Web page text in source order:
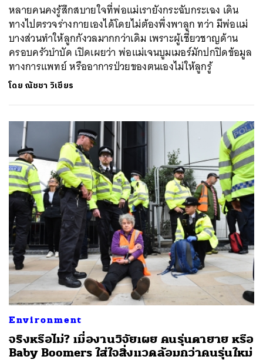
หลายคนคงรู้สึกสบายใจที่พ่อแม่เรายังกระฉับกระเฉง เดิน
ทางไปตรวจร่างกายเองได้โดยไม่ต้องพึ่งพาลูก ทว่า มีพ่อแม่
บางส่วนทำให้ลูกกังวลมากกว่าเดิม เพราะผู้เชี่ยวชาญด้าน
ครอบครัวบำบัด เปิดเผยว่า พ่อแม่เจนบูมเมอร์มักปกปิดข้อมูล
ทางการแพทย์ หรืออาการป่วยของตนเองไม่ให้ลูกรู้
โดย ณัชชา วิเชียร
Environment
จริงหรือไม่? เมื่องานวิจัยเผย คนรุ่นตายาย หรือ
Baby Boomers ใส่ใจสิ่งแวดล้อมกว่าคนรุ่นใหม่
ค้นหา
SHARE TWEET LINE EMAIL